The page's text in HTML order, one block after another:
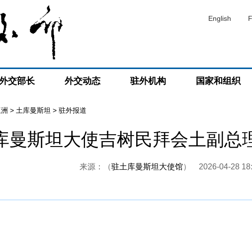
English
交部长 外交动态 驻外机构 国家和组织
> 土库曼斯坦 > 驻外报道
曼斯坦大使吉树民拜会土副总
来源：（驻土库曼斯坦大使馆） 2026-04-28